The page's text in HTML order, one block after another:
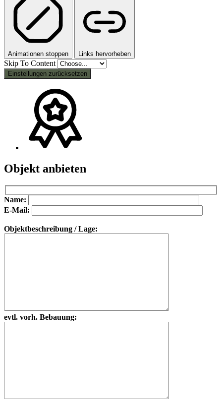
Animationen stoppen Links hervorheben
Skip To Content
Einstellungen zurücksetzen
Objekt anbieten
Bitte lasse dieses Feld leer.
Bitte lasse dieses Feld leer.
Name:
E-Mail:
Objektbeschreibung / Lage:
evtl. vorh. Bebauung: